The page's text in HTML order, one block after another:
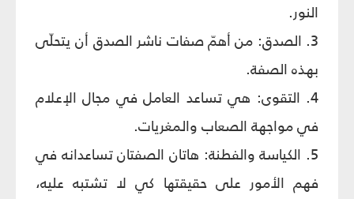
النور.
3. الصدق: من أهمّ صفات ناشر الصدق أن يتحلّى
بهذه الصفة.
4. التقوى: هي تساعد العامل في مجال الإعلام
في مواجهة الصعاب والمغريات.
5. الكياسة والفطنة: هاتان الصفتان تساعدانه في
فهم الأمور على حقيقتها كي لا تشتبه عليه،